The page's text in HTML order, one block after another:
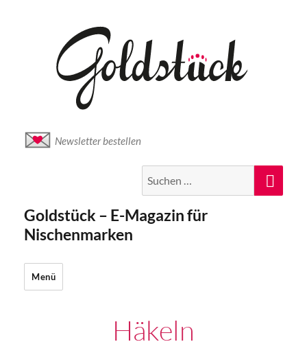
Newsletter bestellen
nach:
Goldstück – E-Magazin für
Nischenmarken
Menü
Häkeln